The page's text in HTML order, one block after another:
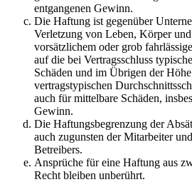
entgangenen Gewinn.
Die Haftung ist gegenüber
Verletzung von Leben, Körper
vorsätzlichem oder grob
auf die bei Vertragsschluss
Schäden und im Übrigen der
vertragstypischen
auch für mittelbare Schäden,
Gewinn.
Die Haftungsbegrenzung der
auch zugunsten der Mitarbeiter
Betreibers.
Ansprüche für eine Haftung aus
Recht bleiben unberührt.